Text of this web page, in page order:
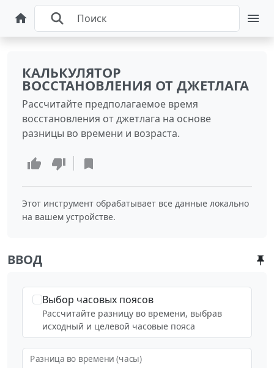
КАЛЬКУЛЯТОР
ВОССТАНОВЛЕНИЯ ОТ ДЖЕТЛАГА
Рассчитайте предполагаемое время
восстановления от джетлага на основе
разницы во времени и возраста.
Этот инструмент обрабатывает все данные локально
на вашем устройстве.
ВВОД
Выбор часовых поясов
Рассчитайте разницу во времени, выбрав
исходный и целевой часовые пояса
Разница во времени (часы)